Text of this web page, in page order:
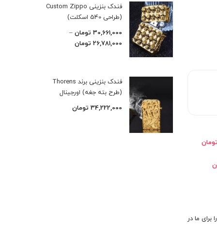
ما در
فندک بنزینی Custom Zippo
(طراحی 540 اسکلت)
30,661,000 تومان –
26,781,000 تومان
فندک بنزینی برند Thorens
(طرح بته جغه) اورجینال
34,222,000 تومان